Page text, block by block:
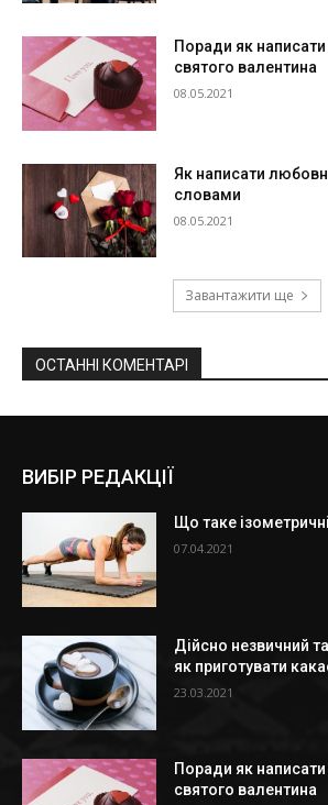
Поради як
святого валентина
08.05.2021
Як написати
словами
08.05.2021
Завантажити ще
ОСТАННІ КОМЕНТАРІ
ВИБІР РЕДАКЦІЇ
Що таке
07.04.2021
Дійсно незвичний
як приготувати
23.03.2021
Поради як
святого валентина